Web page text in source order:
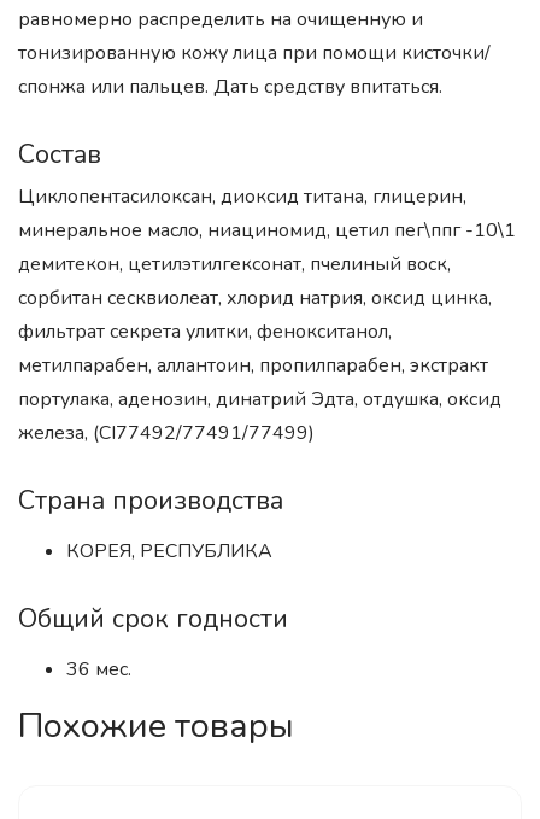
равномерно распределить на очищенную и
тонизированную кожу лица при помощи кисточки/
спонжа или пальцев. Дать средству впитаться.
Состав
Циклопентасилоксан, диоксид титана, глицерин,
минеральное масло, ниациномид, цетил пег\ппг -10\1
демитекон, цетилэтилгексонат, пчелиный воск,
сорбитан сесквиолеат, хлорид натрия, оксид цинка,
фильтрат секрета улитки, фенокситанол,
метилпарабен, аллантоин, пропилпарабен, экстракт
портулака, аденозин, динатрий Эдта, отдушка, оксид
железа, (СI77492/77491/77499)
Страна производства
КОРЕЯ, РЕСПУБЛИКА
Общий срок годности
36 мес.
Похожие товары